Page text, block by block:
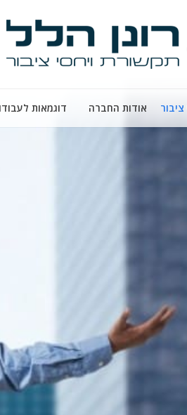
אודות החברה דוגמאות